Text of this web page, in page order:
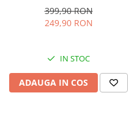
Putere de absorbtie 550 m3/h,
1 Motor, 2 Trepte putere, 60
399,90 RON
249,90 RON
IN STOC
ADAUGA IN COS